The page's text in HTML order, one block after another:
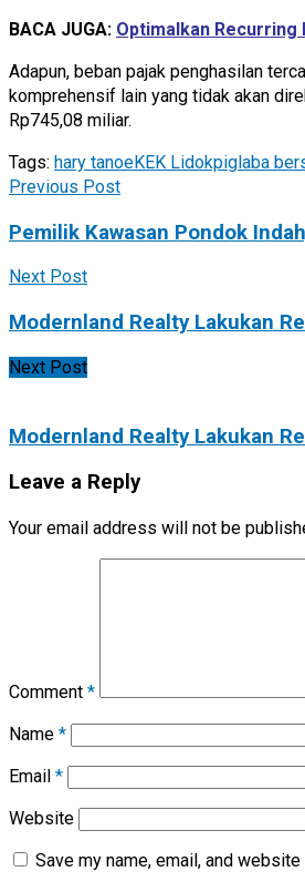
BACA JUGA: Optimalkan Recurring
Adapun, beban pajak penghasilan
komprehensif lain yang tidak akan
Rp745,08 miliar.
Tags: hary tanoeKEK Lidokpiglaba
Previous Post
Pemilik Kawasan Pondok
Next Post
Modernland Realty Lakukan
Next Post
Modernland Realty Lakukan
Leave a Reply
Your email address will not be
Comment *
Name *
Email *
Website
Save my name, email, and